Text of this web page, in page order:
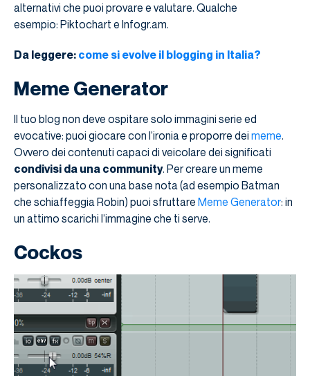
alternativi che puoi provare e valutare. Qualche
esempio: Piktochart e Infogr.am.
Da leggere: come si evolve il blogging in Italia?
Meme Generator
Il tuo blog non deve ospitare solo immagini serie ed
evocative: puoi giocare con l’ironia e proporre dei meme.
Ovvero dei contenuti capaci di veicolare dei significati
condivisi da una community. Per creare un meme
personalizzato con una base nota (ad esempio Batman
che schiaffeggia Robin) puoi sfruttare Meme Generator: in
un attimo scarichi l’immagine che ti serve.
Cockos